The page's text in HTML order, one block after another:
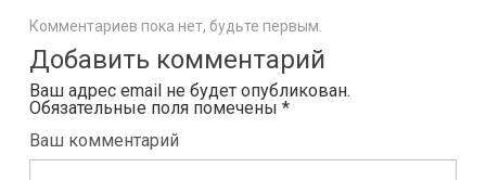
Комментариев пока нет, будьте первым.
Добавить комментарий
Ваш адрес email не будет опубликован.
Обязательные поля помечены *
Ваш комментарий